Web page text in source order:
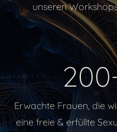
unseren
Erwachte Frauen, die
eine freie & erfüllte